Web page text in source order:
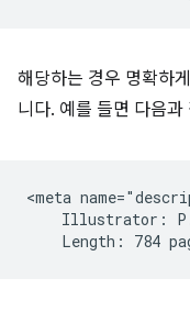
해당하는 경우 명확하
니다. 예를 들면 다음과
<meta
Illustrator: